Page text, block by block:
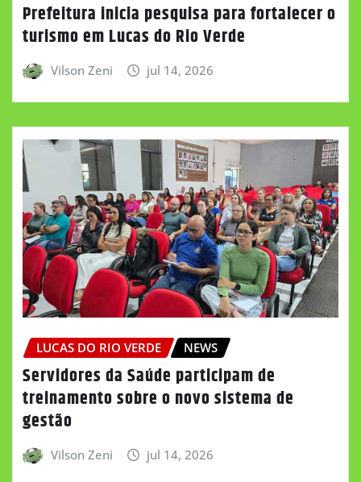
Prefeitura inicia pesquisa para fortalecer o
turismo em Lucas do Rio Verde
Vilson Zeni jul 14, 2026
LUCAS DO RIO VERDE NEWS
Servidores da Saúde participam de
treinamento sobre o novo sistema de
gestão
Vilson Zeni jul 14, 2026